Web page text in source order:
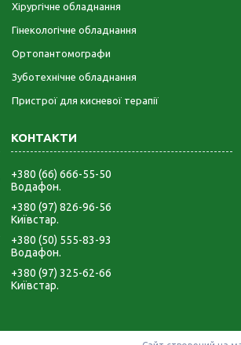
Хірургічне обладнання
Гінекологічне обладнання
Ортопантомографи
Зуботехнічне обладнання
Пристрої для кисневої терапії
+380 (66) 666-55-50
Водафон.
+380 (97) 826-96-56
Київстар.
+380 (50) 555-83-93
Водафон.
+380 (97) 325-62-66
Київстар.